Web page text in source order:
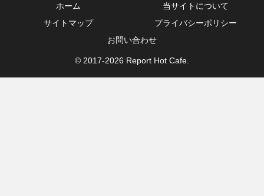
ホーム
当サイトについて
サイトマップ
プライバシーポリシー
お問い合わせ
© 2017-2026 Report Hot Cafe.